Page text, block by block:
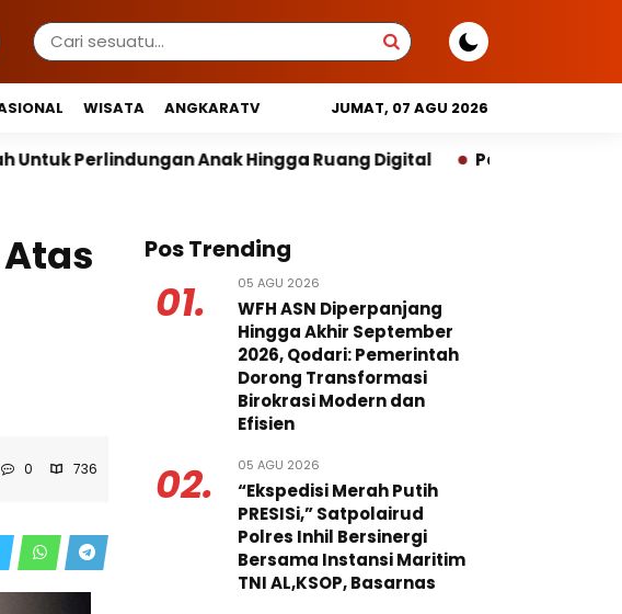
WISATA ANGKARATV JUMAT, 07 AGU 2026
Hingga Ruang Digital Pemprov DKI Libatkan Lintas
0 736
Pos Trending
01. 05 AGU 2026
WFH ASN Diperpanjang
Hingga Akhir September
2026, Qodari: Pemerintah
Dorong Transformasi
Birokrasi Modern dan
Efisien
02. 05 AGU 2026
“Ekspedisi Merah Putih
PRESISi,” Satpolairud
Polres Inhil Bersinergi
Bersama Instansi Maritim
TNI AL,KSOP, Basarnas